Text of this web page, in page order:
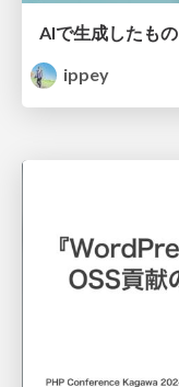
AIで生成したも
ippey